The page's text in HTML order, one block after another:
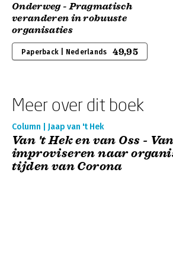
Onderweg - Pragmatisch
veranderen in robuuste
organisaties
Paperback | Nederlands 49,95
Meer over dit boek
Column | Jaap van 't Hek
Van 't Hek en van Oss - Van
improviseren naar
tijden van Corona